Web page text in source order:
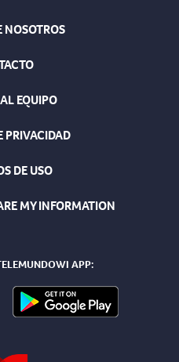
NOSOTROS
EQUIPO
PRIVACIDAD
DE USO
MY INFORMATION
APP: